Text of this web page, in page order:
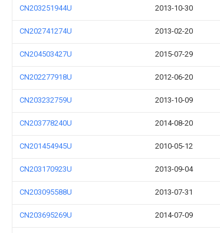
CN203251944U 2013-10-30
CN202741274U 2013-02-20
CN204503427U 2015-07-29
CN202277918U 2012-06-20
CN203232759U 2013-10-09
CN203778240U 2014-08-20
CN201454945U 2010-05-12
CN203170923U 2013-09-04
CN203095588U 2013-07-31
CN203695269U 2014-07-09